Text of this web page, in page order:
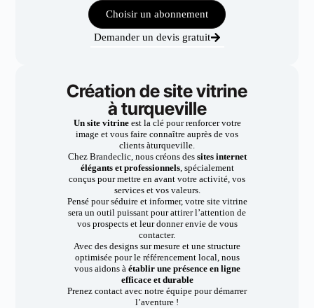
Choisir un abonnement
Demander un devis gratuit
Création de site vitrine
à turqueville
Un site vitrineest la clé pour renforcer votre
image et vous faire connaître auprès de vos
clients àturqueville.
Chez Brandeclic, nous créons dessites internet
élégants et professionnels, spécialement
conçus pour mettre en avant votre activité, vos
services et vos valeurs.
Pensé pour séduire et informer, votre site vitrine
sera un outil puissant pour attirer l’attention de
vos prospects et leur donner envie de vous
contacter.
Avec des designs sur mesure et une structure
optimisée pour le référencement local, nous
vous aidons à établir une présence en ligne
efficace et durable
Prenez contact avec notre équipe pour démarrer
l’aventure !